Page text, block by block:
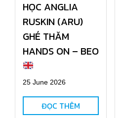
HỌC ANGLIA
RUSKIN (ARU)
GHÉ THĂM
HANDS ON – BEO
25 June 2026
ĐỌC THÊM